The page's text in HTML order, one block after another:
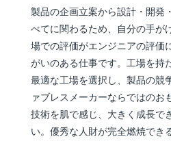
製品の企画立案から設計・開発
べてに関わるため、自分の手が
場での評価がエンジニアの評価
がいのある仕事です。工場を持
最適な工場を選択し、製品の競
ァブレスメーカーならではのお
技術を肌で感じ、大きく成長で
い。優秀な人財が完全燃焼でき